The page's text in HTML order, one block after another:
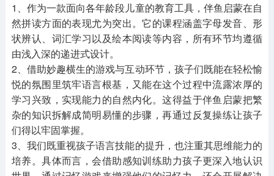
1、作为一款面向各年龄段儿童的教育工具，伴鱼启蒙在自
然拼读方面的表现尤为突出。它的课程涵盖字母发音、形
状辨认、词汇学习以及绘本阅读等内容，所有环节均遵循
由浅入深的递进式设计。
2、借助妙趣横生的游戏与互动环节，孩子们既能在轻松愉
悦的氛围里筑牢语言根基，又能在这个过程中流露浓厚的
学习兴致，实现能力的自然内化。这得益于伴鱼启蒙把繁
杂的知识拆解成简明易懂的步骤，再通过反复操练让孩子
们得以牢固掌握。
3、我们既重视孩子语言技能的提升，也注重其思维能力的
培养。具体而言，会借助感知训练助力孩子更深入地认识